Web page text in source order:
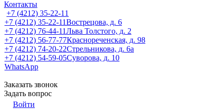
Контакты
+7 (4212) 35-22-11
+7 (4212) 35-22-11Вострецова, д. 6
+7 (4212) 76-44-11Льва Толстого, д. 2
+7 (4212) 56-77-77Краснореченская, д. 98
+7 (4212) 74-20-22Стрельникова, д. 6а
+7 (4212) 54-59-05Суворова, д. 10
WhatsApp
Заказать звонок
Задать вопрос
Войти